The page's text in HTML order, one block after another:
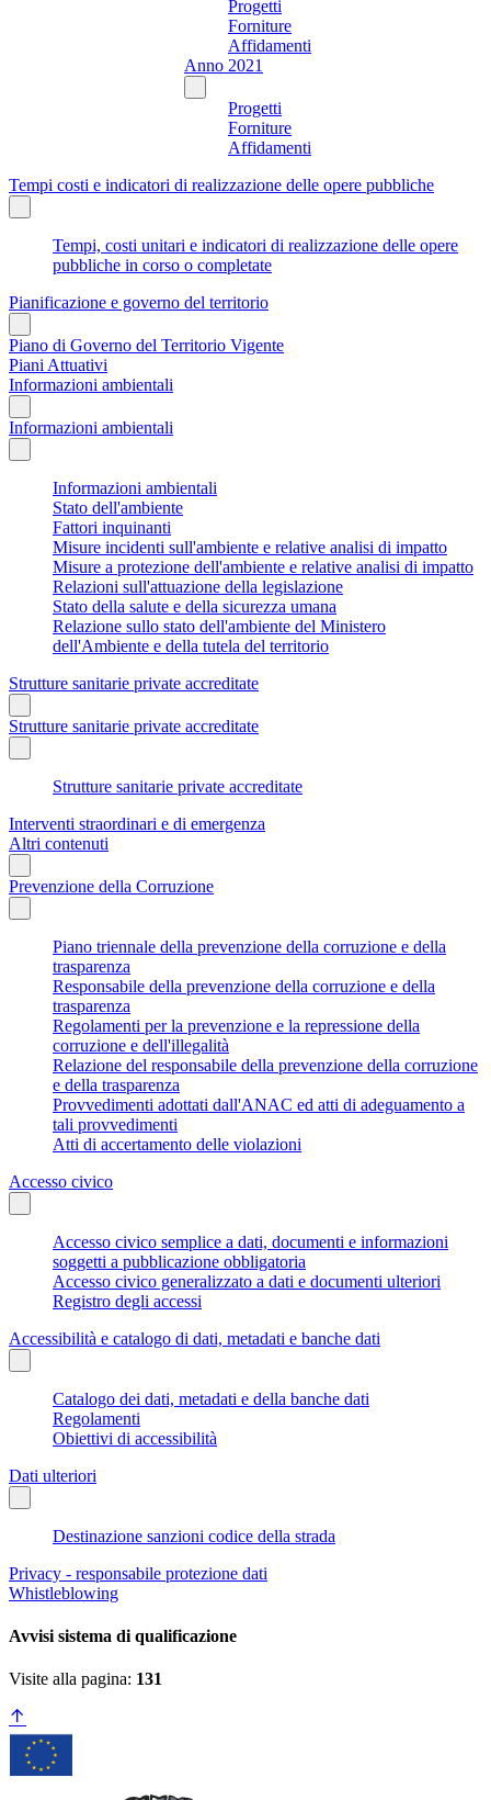
Progetti
Forniture
Affidamenti
Anno 2021
Progetti
Forniture
Affidamenti
Tempi costi e indicatori di realizzazione delle opere pubbliche
Tempi, costi unitari e indicatori di realizzazione delle opere
pubbliche in corso o completate
Pianificazione e governo del territorio
Piano di Governo del Territorio Vigente
Piani Attuativi
Informazioni ambientali
Informazioni ambientali
Informazioni ambientali
Stato dell'ambiente
Fattori inquinanti
Misure incidenti sull'ambiente e relative analisi di impatto
Misure a protezione dell'ambiente e relative analisi di impatto
Relazioni sull'attuazione della legislazione
Stato della salute e della sicurezza umana
Relazione sullo stato dell'ambiente del Ministero
dell'Ambiente e della tutela del territorio
Strutture sanitarie private accreditate
Strutture sanitarie private accreditate
Strutture sanitarie private accreditate
Interventi straordinari e di emergenza
Altri contenuti
Prevenzione della Corruzione
Piano triennale della prevenzione della corruzione e della
trasparenza
Responsabile della prevenzione della corruzione e della
trasparenza
Regolamenti per la prevenzione e la repressione della
corruzione e dell'illegalità
Relazione del responsabile della prevenzione della corruzione
e della trasparenza
Provvedimenti adottati dall'ANAC ed atti di adeguamento a
tali provvedimenti
Atti di accertamento delle violazioni
Accesso civico
Accesso civico semplice a dati, documenti e informazioni
soggetti a pubblicazione obbligatoria
Accesso civico generalizzato a dati e documenti ulteriori
Registro degli accessi
Accessibilità e catalogo di dati, metadati e banche dati
Catalogo dei dati, metadati e della banche dati
Regolamenti
Obiettivi di accessibilità
Dati ulteriori
Destinazione sanzioni codice della strada
Privacy - responsabile protezione dati
Whistleblowing
Avvisi sistema di qualificazione
Visite alla pagina: 131